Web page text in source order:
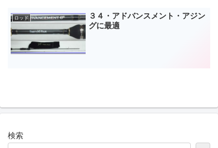
ロッド
３４・アドバンスメント・アジン
グに最適
検索